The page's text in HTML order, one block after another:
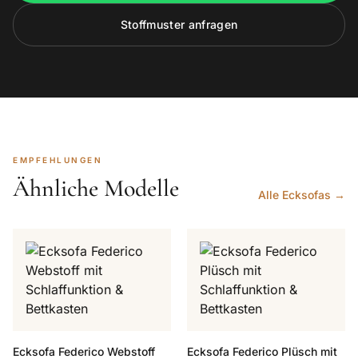
Stoffmuster anfragen
EMPFEHLUNGEN
Ähnliche Modelle Alle Ecksofas →
Ecksofa Federico Webstoff
Ecksofa Federico Plüsch mit